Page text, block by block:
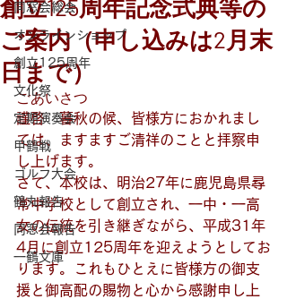
同窓会総会
オンラインショップ
創立125周年
文化祭
定期演奏会
甲鶴戦
ゴルフ大会
鶴丸報告
同窓会報告
一鶴文庫
創立125周年記念式典等の
ご案内（申し込みは2月末
日まで）
ごあいさつ
謹啓　暮秋の候、皆様方におかれまし
ては、ますますご清祥のことと拝察申
し上げます。
さて、本校は、明治27年に鹿児島県尋
常中学校として創立され、一中・一高
女の伝統を引き継ぎながら、平成31年
4月に創立125周年を迎えようとしてお
ります。これもひとえに皆様方の御支
援と御高配の賜物と心から感謝申し上